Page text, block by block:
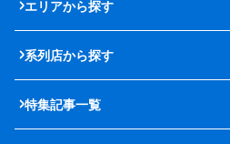
エリアから探す
系列店から探す
特集記事一覧